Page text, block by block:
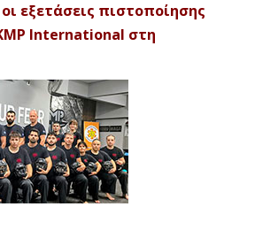
εξετάσεις πιστοποίησης
International στη